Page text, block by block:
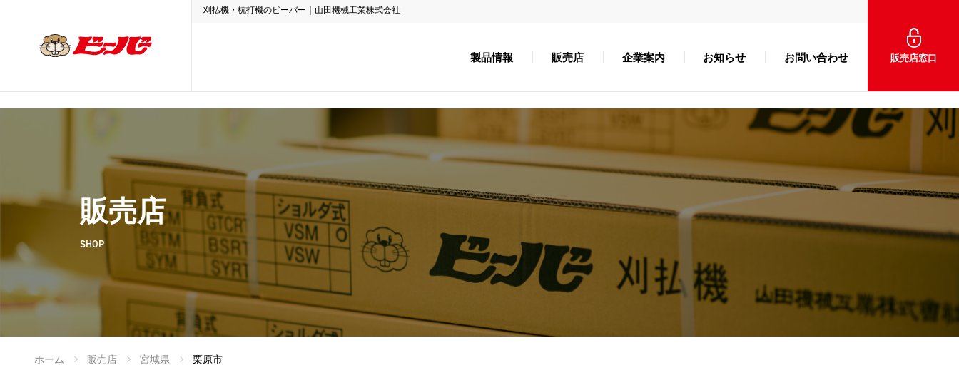
刈払機・杭打機のビーバー｜山田機械工業株式会社
製品情報 販売店 企業案内 お知らせ お問い合わせ 販売店窓口
販売店
SHOP
ホーム 販売店 宮城県 栗原市